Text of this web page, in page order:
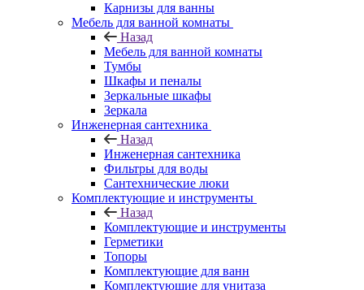
Карнизы для ванны
Мебель для ванной комнаты
Назад
Мебель для ванной комнаты
Тумбы
Шкафы и пеналы
Зеркальные шкафы
Зеркала
Инженерная сантехника
Назад
Инженерная сантехника
Фильтры для воды
Сантехнические люки
Комплектующие и инструменты
Назад
Комплектующие и инструменты
Герметики
Топоры
Комплектующие для ванн
Комплектующие для унитаза